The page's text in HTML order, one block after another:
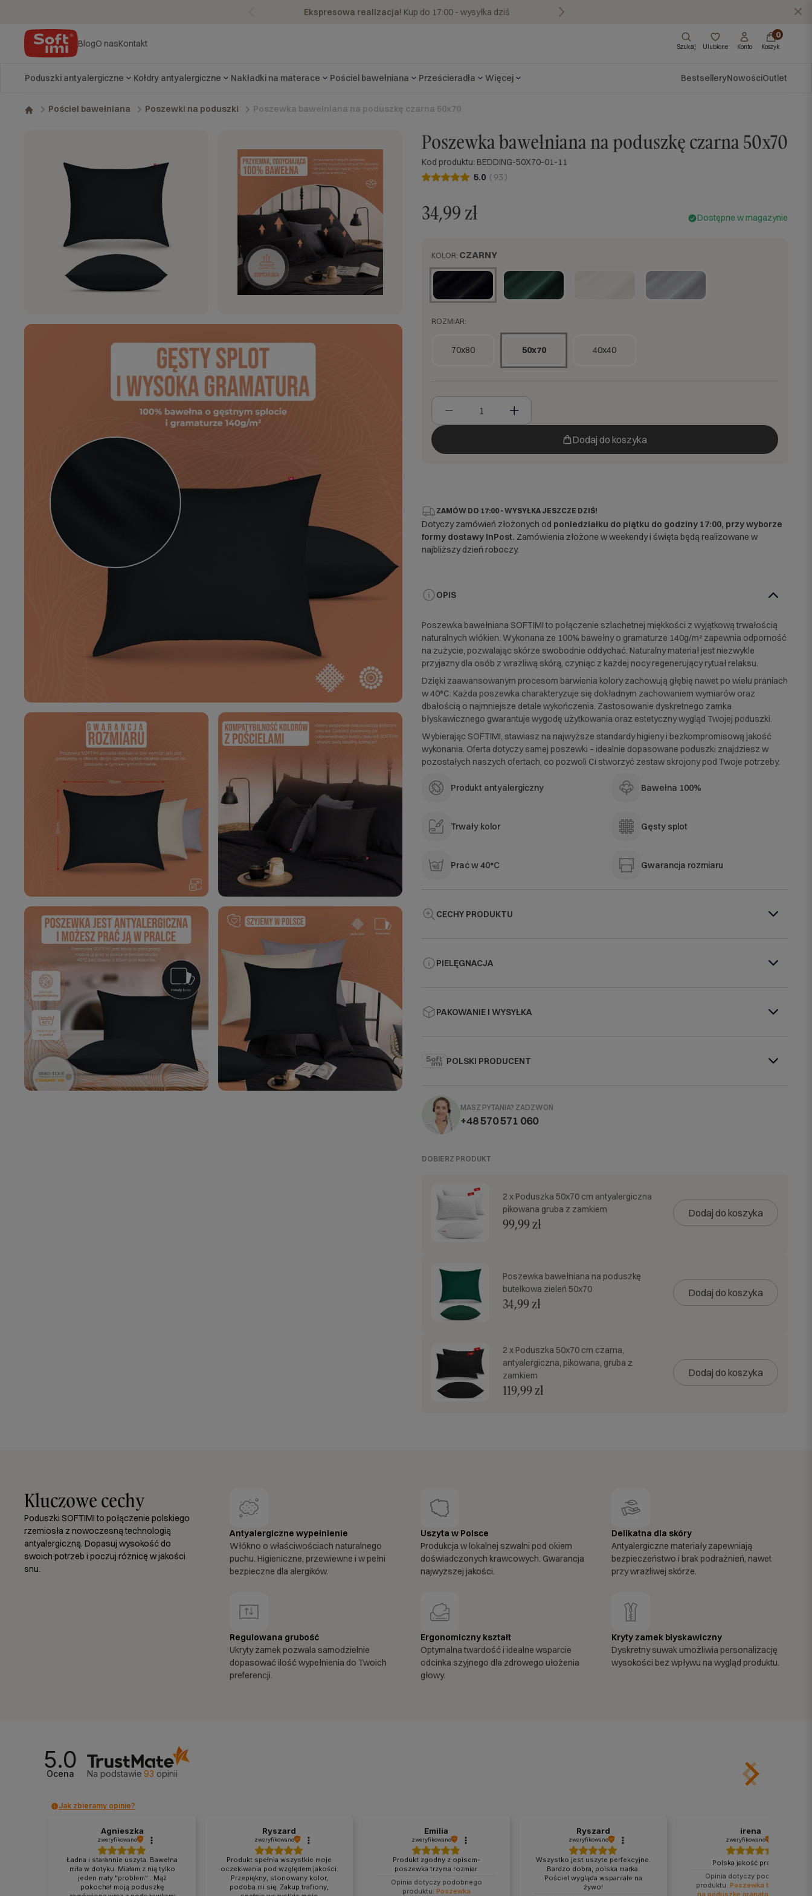
Ekspresowa realizacja! Kup do 17:00 - wysyłka dziś Zadzwoń do nas: 570
X
BlogO nasKontakt Szukaj Ulubione Konto
0
Koszyk
Poduszki antyalergiczne Kołdry antyalergiczne Nakładki na materace Pościel bawełniana Prześcieradła Więcej BestselleryNowościOutlet
Pościel bawełniana Poszewki na poduszki Poszewka bawełniana na poduszkę czarna 50x70
Poszewka bawełniana na poduszkę czarna 50x70
Kod produktu: BEDDING-50X70-01-11
5.0 ( 93 )
34,99 zł Dostępne w magazynie
KOLOR: CZARNY
ROZMIAR:
70x80 50x70 40x40
Dodaj do koszyka
ZAMÓW DO 17:00 - WYSYŁKA JESZCZE DZIŚ!
Dotyczy zamówień złożonych od poniedziałku do piątku do godziny 17:00, przy wyborze
formy dostawy InPost. Zamówienia złożone w weekendy i święta będą realizowane w
najbliższy dzień roboczy.
OPIS
Poszewka bawełniana SOFTIMI to połączenie szlachetnej miękkości z wyjątkową trwałością
naturalnych włókien. Wykonana ze 100% bawełny o gramaturze 140g/m² zapewnia odporność
na zużycie, pozwalając skórze swobodnie oddychać. Naturalny materiał jest niezwykle
przyjazny dla osób z wrażliwą skórą, czyniąc z każdej nocy regenerujący rytuał relaksu.
Dzięki zaawansowanym procesom barwienia kolory zachowują głębię nawet po wielu praniach
w 40°C. Każda poszewka charakteryzuje się dokładnym zachowaniem wymiarów oraz
dbałością o najmniejsze detale wykończenia. Zastosowanie dyskretnego zamka
błyskawicznego gwarantuje wygodę użytkowania oraz estetyczny wygląd Twojej poduszki.
Wybierając SOFTIMI, stawiasz na najwyższe standardy higieny i bezkompromisową jakość
wykonania. Oferta dotyczy samej poszewki – idealnie dopasowane poduszki znajdziesz w
pozostałych naszych ofertach, co pozwoli Ci stworzyć zestaw skrojony pod Twoje potrzeby.
Produkt antyalergiczny Bawełna 100%
Trwały kolor Gęsty splot
Prać w 40°C Gwarancja rozmiaru
CECHY PRODUKTU
PIELĘGNACJA
PAKOWANIE I WYSYŁKA
POLSKI PRODUCENT
MASZ PYTANIA? ZADZWOŃ
+48 570 571 060
DOBIERZ PRODUKT
2 x Poduszka 50x70 cm antyalergiczna
pikowana gruba z zamkiem
99,99 zł
Dodaj do koszyka
Poszewka bawełniana na poduszkę
butelkowa zieleń 50x70
34,99 zł
Dodaj do koszyka
2 x Poduszka 50x70 cm czarna,
antyalergiczna, pikowana, gruba z
zamkiem
119,99 zł
Dodaj do koszyka
Kluczowe cechy
Poduszki SOFTIMI to połączenie polskiego
rzemiosła z nowoczesną technologią
antyalergiczną. Dopasuj wysokość do
swoich potrzeb i poczuj różnicę w jakości
snu.
Antyalergiczne wypełnienie
Włókno o właściwościach naturalnego
puchu. Higieniczne, przewiewne i w pełni
bezpieczne dla alergików.
Uszyta w Polsce
Produkcja w lokalnej szwalni pod okiem
doświadczonych krawcowych. Gwarancja
najwyższej jakości.
Delikatna dla skóry
Antyalergiczne materiały zapewniają
bezpieczeństwo i brak podrażnień, nawet
przy wrażliwej skórze.
Regulowana grubość
Ukryty zamek pozwala samodzielnie
dopasować ilość wypełnienia do Twoich
preferencji.
Ergonomiczny kształt
Optymalna twardość i idealne wsparcie
odcinka szyjnego dla zdrowego ułożenia
głowy.
Kryty zamek błyskawiczny
Dyskretny suwak umożliwia personalizację
wysokości bez wpływu na wygląd produktu.
5.0
Ocena Na podstawie 93 opinii
Jak zbieramy opinie?
Agnieszka
zweryfikowano
Ładna i starannie uszyta. Bawełna
miła w dotyku. Miałam z nią tylko
jeden mały "problem" . Mąż
pokochał moją poduszkę
Ryszard
zweryfikowano
Produkt spełnia wszystkie moje
oczekiwania pod względem jakości.
Przepiękny, stonowany kolor,
podoba mi się. Zakup trafiony,
Emilia
zweryfikowano
Produkt zgodny z opisem-
poszewka trzyma rozmiar.
Opinia dotyczy podobnego
produktu: Poszewka
Ryszard
zweryfikowano
Wszystko jest uszyte perfekcyjne.
Bardzo dobra, polska marka.
Pościel wygląda wspaniale na
żywo!
irena
zweryfikowano
Polska jakość premium.
Opinia dotyczy podobnego
produktu: Poszewka bawełniana
na poduszkę granatowa 40x40